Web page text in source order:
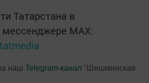
Татарстана в
мессенджере MАХ:
наш Telegram-канал "Шешминская